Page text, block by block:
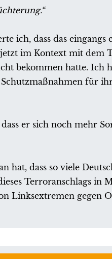
ich, dass das
im Kontext mit dem
bekommen hatte. Ich
für
er sich noch mehr
hat, dass so viele
Terroranschlags in
Linksextremen gegen